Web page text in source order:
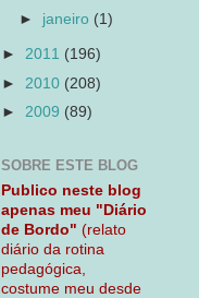
► janeiro (1)
► 2011 (196)
► 2010 (208)
► 2009 (89)
SOBRE ESTE BLOG
Publico neste blog
apenas meu "Diário
de Bordo" (relato
diário da rotina
pedagógica,
costume meu desde